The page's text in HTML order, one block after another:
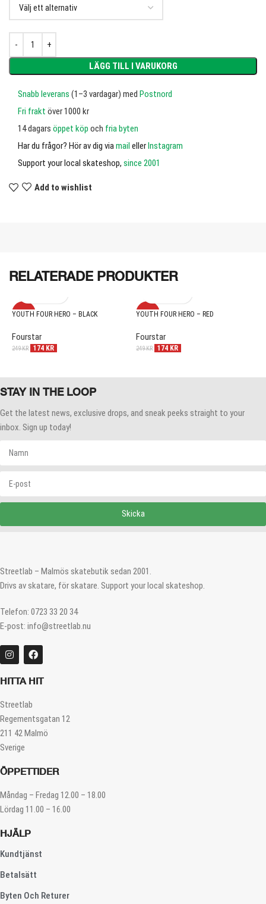
LÄGG TILL I VARUKORG
Snabb leverans (1–3 vardagar) med Postnord
Fri frakt över 1000 kr
14 dagars öppet köp och fria byten
Har du frågor? Hör av dig viamail ellerInstagram
Support your local skateshop, since 2001
Add to wishlist
RELATERADE PRODUKTER
-30%
YOUTH FOUR HERO – BLACK
Fourstar
249KR 174 KR
-30%
YOUTH FOUR HERO – RED
Fourstar
249KR 174 KR
STAY IN THE LOOP
Get the latest news, exclusive drops, and sneak peeks straight to your
inbox. Sign up today!
Skicka
Streetlab – Malmös skatebutik sedan 2001.
Drivs av skatare, för skatare. Support your local skateshop.
Telefon: 0723 33 20 34
E-post: info@streetlab.nu
HITTA HIT
Streetlab
Regementsgatan 12
211 42 Malmö
Sverige
ÖPPETTIDER
Måndag – Fredag 12.00 – 18.00
Lördag 11.00 – 16.00
HJÄLP
Kundtjänst
Betalsätt
Byten Och Returer